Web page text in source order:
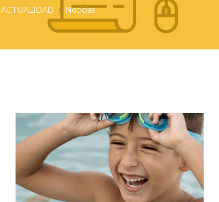
ACTUALIDAD Noticias